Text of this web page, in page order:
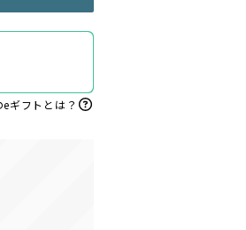
eギフトとは？